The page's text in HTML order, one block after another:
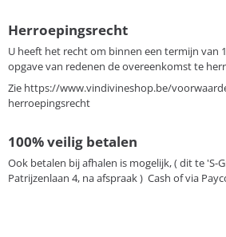
Herroepingsrecht
U heeft het recht om binnen een termijn van
opgave van redenen de overeenkomst te
Zie https://www.vindivineshop.be/
herroepingsrecht
100% veilig betalen
Ook betalen bij afhalen is mogelijk, ( dit te 'S-
Patrijzenlaan 4, na afspraak ) Cash of via